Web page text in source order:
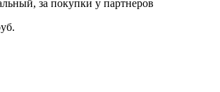
за покупки у партнеров